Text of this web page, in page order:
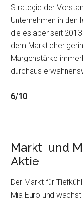
Strategie der
Unternehmen in den
die es aber seit
dem Markt eher
Margenstärke
durchaus
6/10
Markt und
Aktie
Der Markt für
Mia Euro und